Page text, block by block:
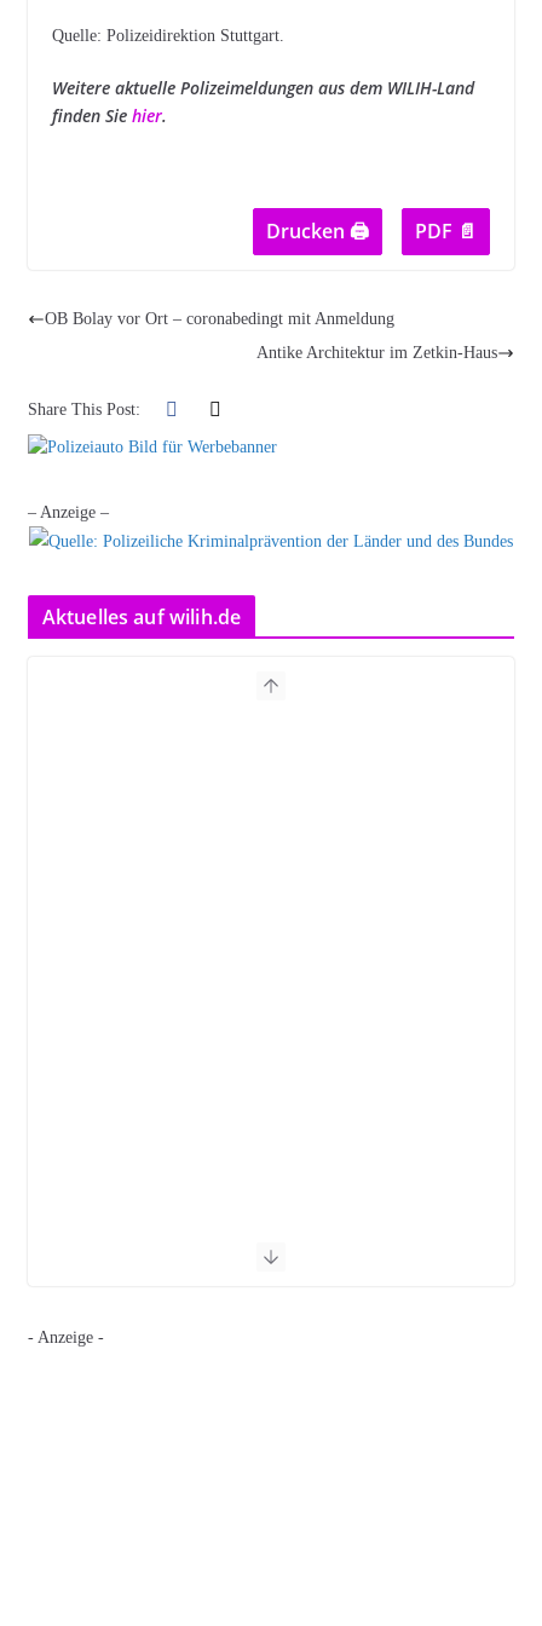
Quelle: Polizeidirektion Stuttgart.
Weitere aktuelle Polizeimeldungen aus dem WILIH-Land
finden Sie hier.
Drucken 🖨 PDF 📄
OB Bolay vor Ort – coronabedingt mit Anmeldung
Antike Architektur im Zetkin-Haus
Share This Post:
– Anzeige –
Aktuelles auf wilih.de
- Anzeige -